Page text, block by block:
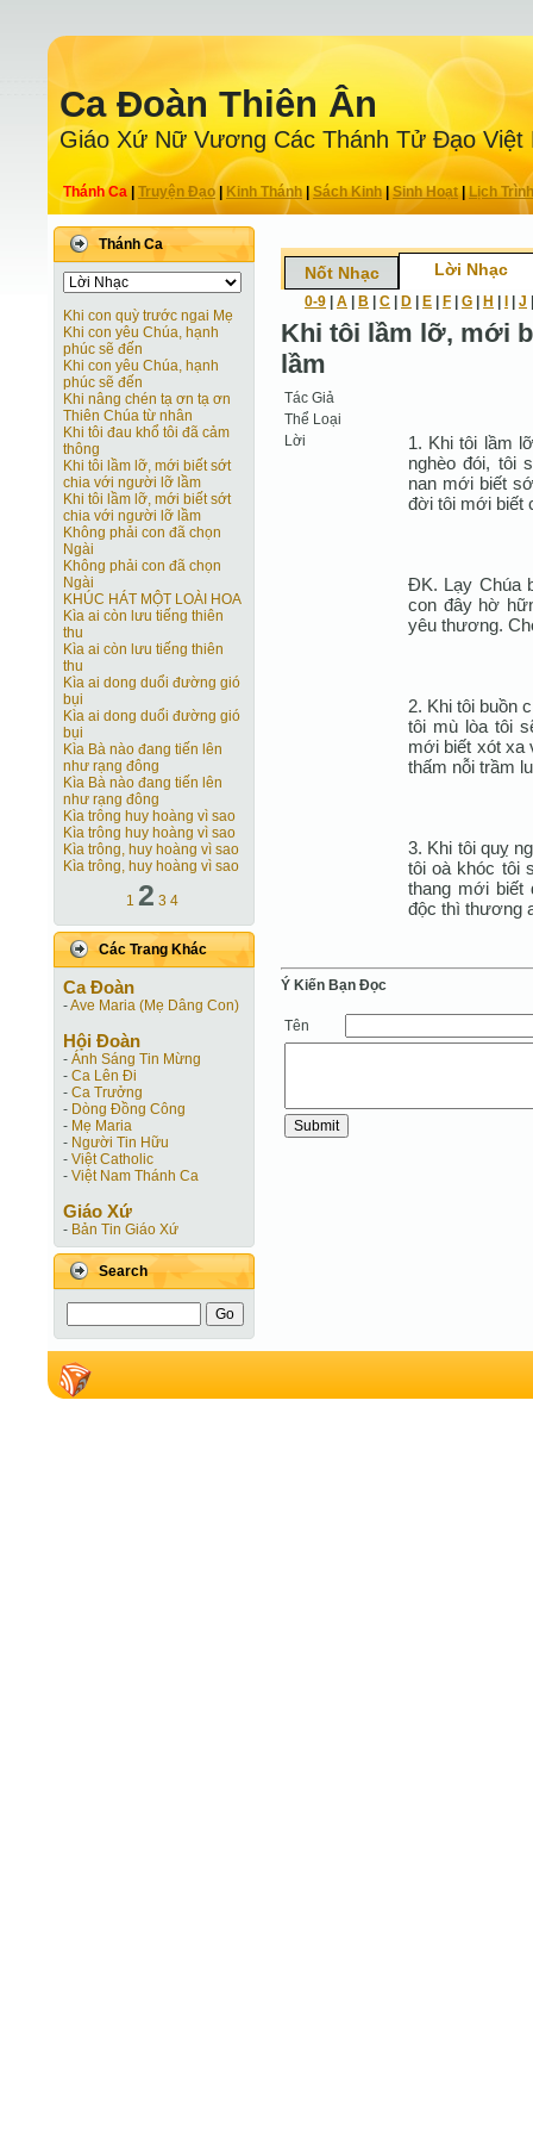
Ca Ðoàn Thiên Ân
Giáo Xứ Nữ Vương Các Thánh Tử Ðạo Việt
Thánh Ca Truyện Ðạo| Kinh Thánh Sách Kinh|Sinh Hoạt| Lịch Trình
Thánh Ca
Khi con quỳ trước ngai Mẹ
Khi con yêu Chúa, hạnh
phúc sẽ đến
Khi con yêu Chúa, hạnh
phúc sẽ đến
Khi nâng chén tạ ơn tạ ơn
Thiên Chúa từ nhân
Khi tôi đau khổ tôi đã cảm
thông
Khi tôi lầm lỡ, mới biết sớt
chia với người lỡ lầm
Khi tôi lầm lỡ, mới biết sớt
chia với người lỡ lầm
Không phải con đã chọn
Ngài
Không phải con đã chọn
Ngài
KHÚC HÁT MỘT LOÀI HOA
Kìa ai còn lưu tiếng thiên
thu
Kìa ai còn lưu tiếng thiên
thu
Kìa ai dong duổi đường gió
bụi
Kìa ai dong duổi đường gió
bụi
Kìa Bà nào đang tiến lên
như rạng đông
Kìa Bà nào đang tiến lên
như rạng đông
Kìa trông huy hoàng vì sao
Kìa trông huy hoàng vì sao
Kìa trông, huy hoàng vì sao
Kìa trông, huy hoàng vì sao
1 2 3 4
Các Trang Khác
Ca Ðoàn
-Ave Maria (Mẹ Dâng Con)
Hội Ðoàn
- Ánh Sáng Tin Mừng
- Ca Lên Đi
- Ca Trưởng
- Dòng Đồng Công
- Mẹ Maria
- Người Tin Hữu
- Việt Catholic
- Việt Nam Thánh Ca
Giáo Xứ
- Bản Tin Giáo Xứ
Search
Nốt Nhạc Lời Nhạc
0-9 A B C D E F G H J
Khi tôi lầm lỡ, mới
lầm
Tác Giả
Thể Loại
Lời
1. Khi tôi lầm
nghèo đói, tôi
nan mới biết
đời tôi mới biết
ĐK. Lạy Chúa
con đây hờ
yêu thương.
2. Khi tôi buồn
tôi mù lòa tôi
mới biết xót xa
thấm nỗi trầm
3. Khi tôi quỵ
tôi oà khóc tôi
thang mới biết
độc thì thương
Ý Kiến Bạn Ðọc
Tên